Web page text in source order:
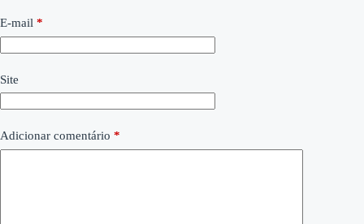
E-mail *
Site
Adicionar comentário *